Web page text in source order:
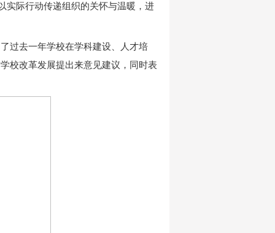
实际行动传递组织的关怀与温暖，进
过去一年学校在学科建设、人才培
校改革发展提出来意见建议，同时表